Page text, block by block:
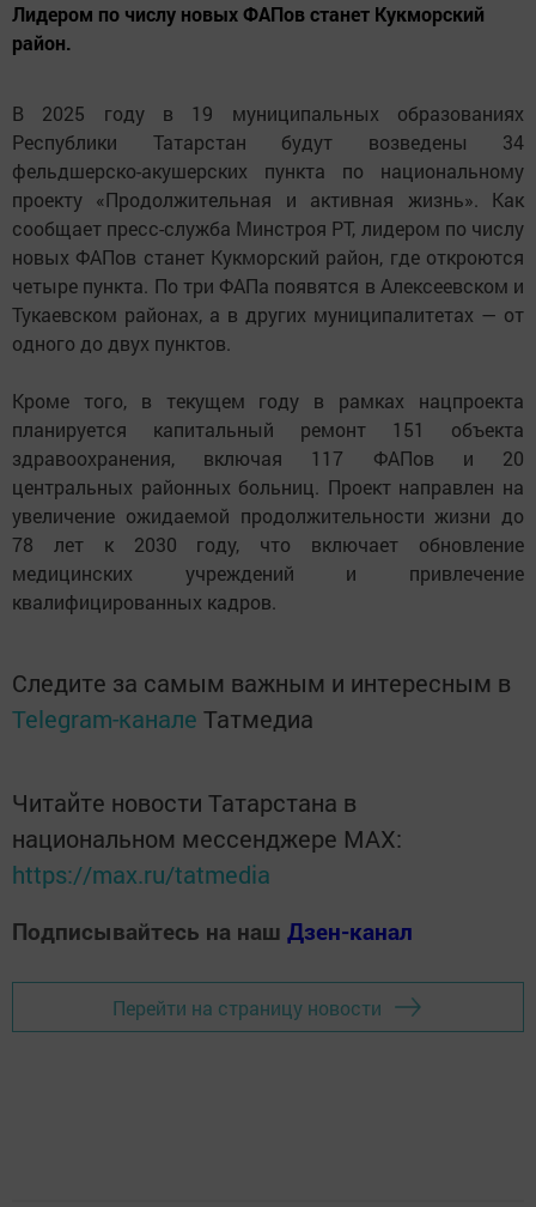
Лидером по числу новых ФАПов станет Кукморский
район.
В 2025 году в 19 муниципальных образованиях
Республики Татарстан будут возведены 34
фельдшерско-акушерских пункта по национальному
проекту «Продолжительная и активная жизнь». Как
сообщает пресс-служба Минстроя РТ, лидером по числу
новых ФАПов станет Кукморский район, где откроются
четыре пункта. По три ФАПа появятся в Алексеевском и
Тукаевском районах, а в других муниципалитетах — от
одного до двух пунктов.
Кроме того, в текущем году в рамках нацпроекта
планируется капитальный ремонт 151 объекта
здравоохранения, включая 117 ФАПов и 20
центральных районных больниц. Проект направлен на
увеличение ожидаемой продолжительности жизни до
78 лет к 2030 году, что включает обновление
медицинских учреждений и привлечение
квалифицированных кадров.
Следите за самым важным и интересным в
Telegram-канале Татмедиа
Читайте новости Татарстана в
национальном мессенджере MАХ:
https://max.ru/tatmedia
Подписывайтесь на наш Дзен-канал
Перейти на страницу новости